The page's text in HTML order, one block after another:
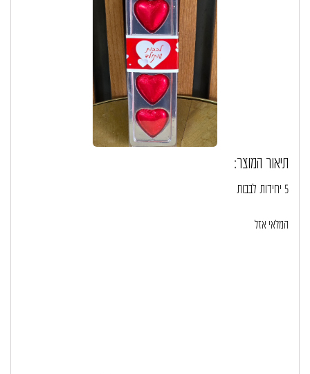
תיאור המוצר:
5 יחידות לבבות
המלאי אזל